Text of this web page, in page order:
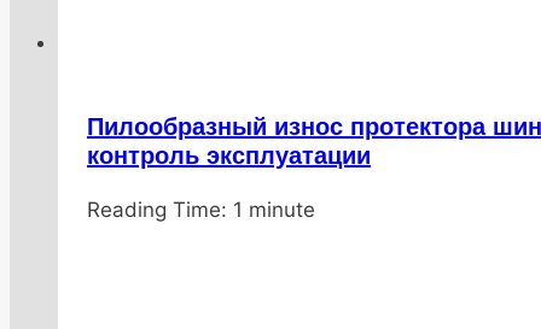
Пилообразный износ протектора
контроль эксплуатации
ОтDenisNHK
20.01.202620.01.2026
Reading Time: 1 minute